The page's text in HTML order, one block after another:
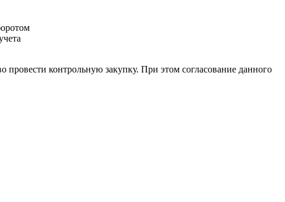
контрольную закупку. При этом согласование данного